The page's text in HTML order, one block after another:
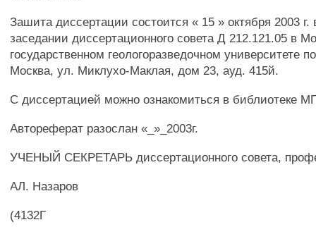
Зашита диссертации состоится « 15 » октября 2003
заседании диссертационного совета Д 212.121.05 в
государственном геологоразведочном университете
Москва, ул. Миклухо-Маклая, дом 23, ауд. 415й.
С диссертацией можно ознакомиться в библиотеке
Автореферат разослан «_»_2003г.
УЧЕНЫЙ СЕКРЕТАРЬ диссертационного совета,
АЛ. Назаров
(4132Г